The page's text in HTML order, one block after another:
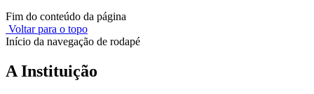
Fim do conteúdo da página
Voltar para o topo
Início da navegação de rodapé
A Instituição